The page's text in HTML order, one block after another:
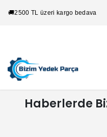
🚚2500 TL üzeri kargo bedava
Haberlerde